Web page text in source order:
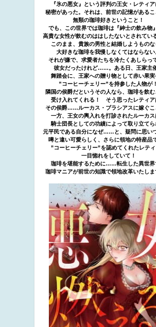
『氷の悪女』という評判の王女・レティ
秘密があった。それは、前世の記憶があるこ
無類の珈琲好きということ！
でも、この世界では珈琲は『紳士の飲み物
高貴な女性が飲むのははしたないとされてい
このまま、貴族の男性と結婚しようものな
大好きな珈琲を我慢しなくてはならない
それが嫌で、求愛者たちを冷たくあしらっ
彼女だったけれど……。ある日、王家主
舞踏会に、王家への贈り物として赤い果
”コーヒーチェリー”を持参した人物が！
隣国の侯爵だというその人なら、珈琲を飲
受け入れてくれる！ そう思ったレティア
その侯爵……ルーカス・ブラシアスに嫁ぐこ
一方、王女の輿入れを打診されたルーカス
騎士団長としての功績によって取り立てら
元平民である自分になぜ……と、疑問に思いつ
噂と違い可愛らしく、さらに領地の特産品
”コーヒーチェリー”を認めてくれたレテ
一目惚れをしていて！
珈琲を堪能するために……転生した異世界
珈琲マニアが前世の知識で領地改革いたしま